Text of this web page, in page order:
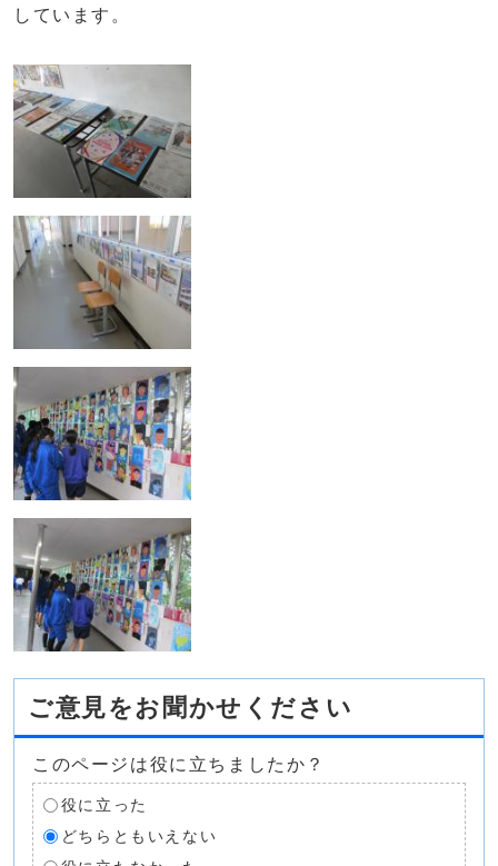
しています。
ご意見をお聞かせください
このページは役に立ちましたか？
役に立った
どちらともいえない